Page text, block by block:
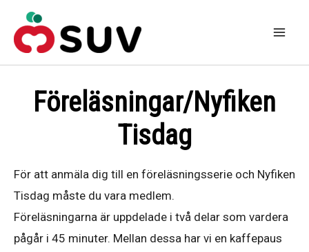
Hoppa
innehåll
Föreläsningar/Nyfiken
Tisdag
För att anmäla dig till en föreläsningsserie och Nyfiken
Tisdag måste du vara medlem.
Föreläsningarna är uppdelade i två delar som vardera
pågår i 45 minuter. Mellan dessa har vi en kaffepaus